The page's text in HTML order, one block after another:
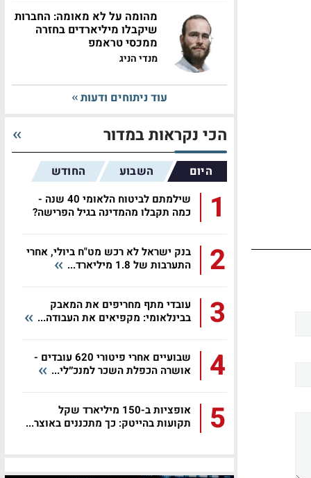
מהומה על לא מאומה: החברות
שיקבלו מיליארדים בחזרה
ממכסי טראמפ
מנדי הניג
עוד ניתוחים ודעות
הכי נקראות במדור
היום השבוע החודש
1
שילמתם לביטוח הלאומי 40 שנה -
כמה תקבלו מהמדינה בגיל הפרישה?
2
בנק ישראל לא רכש מט"ח ביולי, אחרי
התערבות של 1.8 מיליארד...
3
עובדי מתף מחריפים את המאבק
בבינלאומי: מקפיאים את העבודה...
4
שבועיים אחרי פיטורי 620 עובדים -
אושרה הכפלת השכר למנכ״לי...
5
אופציות ב-150 מיליארד שקל
תקועות בהייטק: כך מתכננים באוצר...